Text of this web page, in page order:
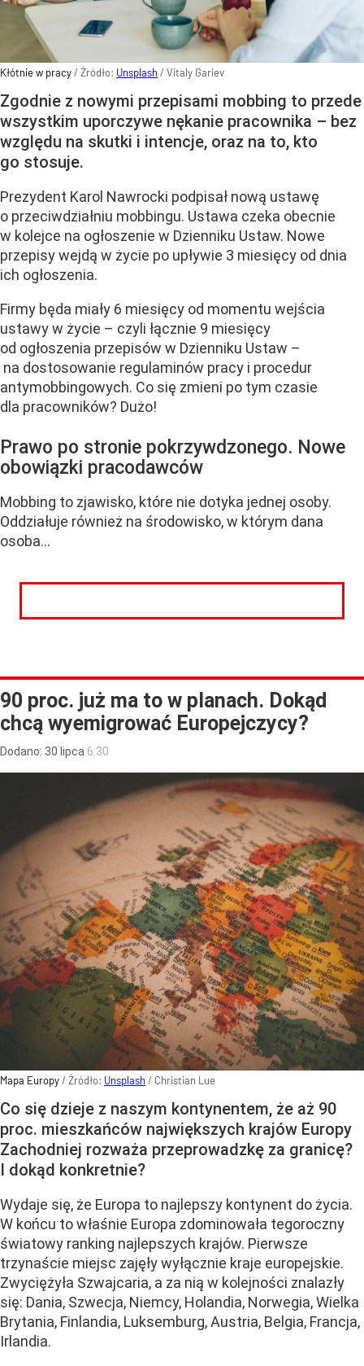
Kłótnie w pracy/ Źródło: Unsplash / Vitaly Gariev
Zgodnie z nowymi przepisami mobbing to przede
wszystkim uporczywe nękanie pracownika – bez
względu na skutki i intencje, oraz na to, kto
go stosuje.
Prezydent Karol Nawrocki podpisał nową ustawę
o przeciwdziałniu mobbingu. Ustawa czeka obecnie
w kolejce na ogłoszenie w Dzienniku Ustaw. Nowe
przepisy wejdą w życie po upływie 3 miesięcy od dnia
ich ogłoszenia.
Firmy będa miały 6 miesięcy od momentu wejścia
ustawy w życie – czyli łącznie 9 miesięcy
od ogłoszenia przepisów w Dzienniku Ustaw –
na dostosowanie regulaminów pracy i procedur
antymobbingowych. Co się zmieni po tym czasie
dla pracowników? Dużo!
Prawo po stronie pokrzywdzonego. Nowe
obowiązki pracodawców
Mobbing to zjawisko, które nie dotyka jednej osoby.
Oddziałuje również na środowisko, w którym dana
osoba...
90 proc. już ma to w planach. Dokąd
chcą wyemigrować Europejczycy?
Dodano: 30 lipca 6:30
Mapa Europy/ Źródło: Unsplash / Christian Lue
Co się dzieje z naszym kontynentem, że aż 90
proc. mieszkańców największych krajów Europy
Zachodniej rozważa przeprowadzkę za granicę?
I dokąd konkretnie?
Wydaje się, że Europa to najlepszy kontynent do życia.
W końcu to właśnie Europa zdominowała tegoroczny
światowy ranking najlepszych krajów. Pierwsze
trzynaście miejsc zajęły wyłącznie kraje europejskie.
Zwyciężyła Szwajcaria, a za nią w kolejności znalazły
się: Dania, Szwecja, Niemcy, Holandia, Norwegia, Wielka
Brytania, Finlandia, Luksemburg, Austria, Belgia, Francja,
Irlandia.